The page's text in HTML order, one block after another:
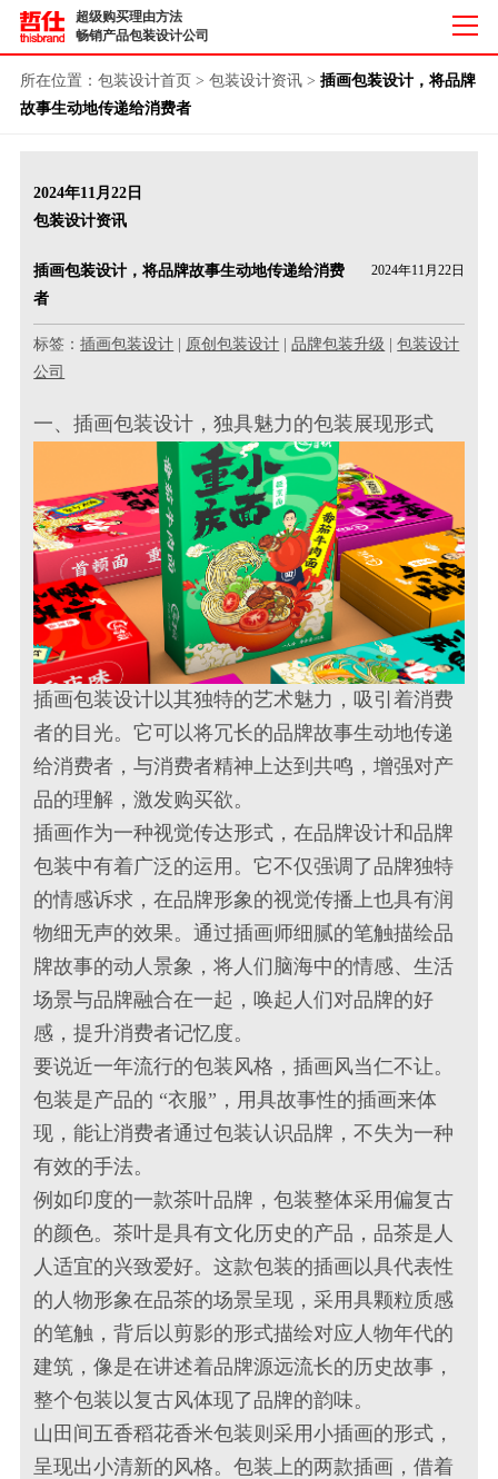
超级购买理由方法
畅销产品包装设计公司
所在位置： 包装设计首页 > 包装设计资讯> 插画包装设计，将品牌
故事生动地传递给消费者
2024年11月22日
包装设计资讯
插画包装设计，将品牌故事生动地传递给消费
者
2024年11月22日
标签：插画包装设计 原创包装设计 |品牌包装升级 |包装设计
公司
一、插画包装设计，独具魅力的包装展现形式
插画包装设计以其独特的艺术魅力，吸引着消费
者的目光。它可以将冗长的品牌故事生动地传递
给消费者，与消费者精神上达到共鸣，增强对产
品的理解，激发购买欲。
插画作为一种视觉传达形式，在品牌设计和品牌
包装中有着广泛的运用。它不仅强调了品牌独特
的情感诉求，在品牌形象的视觉传播上也具有润
物细无声的效果。通过插画师细腻的笔触描绘品
牌故事的动人景象，将人们脑海中的情感、生活
场景与品牌融合在一起，唤起人们对品牌的好
感，提升消费者记忆度。
要说近一年流行的包装风格，插画风当仁不让。
包装是产品的 “衣服”，用具故事性的插画来体
现，能让消费者通过包装认识品牌，不失为一种
有效的手法。
例如印度的一款茶叶品牌，包装整体采用偏复古
的颜色。茶叶是具有文化历史的产品，品茶是人
人适宜的兴致爱好。这款包装的插画以具代表性
的人物形象在品茶的场景呈现，采用具颗粒质感
的笔触，背后以剪影的形式描绘对应人物年代的
建筑，像是在讲述着品牌源远流长的历史故事，
整个包装以复古风体现了品牌的韵味。
山田间五香稻花香米包装则采用小插画的形式，
呈现出小清新的风格。包装上的两款插画，借着